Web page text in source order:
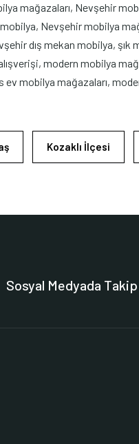
mağazaları, Nevşehir
Nevşehir mobilya
dış mekan mobilya,
modern mobilya
mobilya mağazaları,
Kozaklı İlçesi
Sosyal Medyada